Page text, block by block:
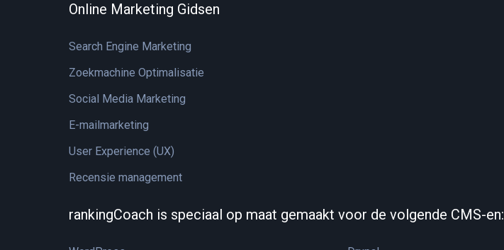
Online Marketing Gidsen
Search Engine Marketing
Zoekmachine Optimalisatie
Social Media Marketing
E-mailmarketing
User Experience (UX)
Recensie management
rankingCoach is speciaal op maat gemaakt voor de volgende CMS-en: